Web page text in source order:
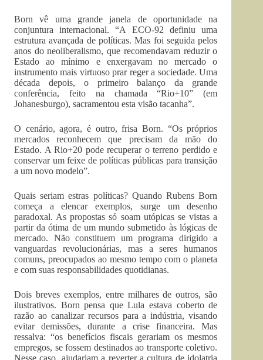
Born vê uma grande janela de oportunidade na
conjuntura internacional. “A ECO-92 definiu uma
estrutura avançada de políticas. Mas foi seguida pelos
anos do neoliberalismo, que recomendavam reduzir o
Estado ao mínimo e enxergavam no mercado o
instrumento mais virtuoso prar reger a sociedade. Uma
década depois, o primeiro balanço da grande
conferência, feito na chamada “Rio+10” (em
Johanesburgo), sacramentou esta visão tacanha”.
O cenário, agora, é outro, frisa Born. “Os próprios
mercados reconhecem que precisam da mão do
Estado. A Rio+20 pode recuperar o terreno perdido e
conservar um feixe de políticas públicas para transição
a um novo modelo”.
Quais seriam estras políticas? Quando Rubens Born
começa a elencar exemplos, surge um desenho
paradoxal. As propostas só soam utópicas se vistas a
partir da ótima de um mundo submetido às lógicas de
mercado. Não constituem um programa dirigido a
vanguardas revolucionárias, mas a seres humanos
comuns, preocupados ao mesmo tempo com o planeta
e com suas responsabilidades quotidianas.
Dois breves exemplos, entre milhares de outros, são
ilustrativos. Born pensa que Lula estava coberto de
razão ao canalizar recursos para a indústria, visando
evitar demissões, durante a crise financeira. Mas
ressalva: “os benefícios fiscais gerariam os mesmos
empregos, se fossem destinados ao transporte coletivo.
Nesse caso, ajudariam a reverter a cultura de idolatria